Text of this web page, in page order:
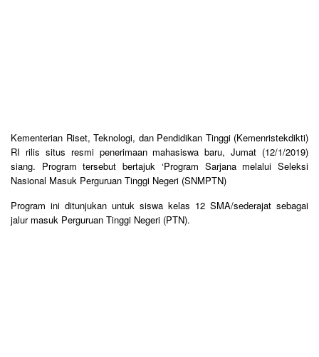
Kementerian Riset, Teknologi, dan Pendidikan Tinggi (Kemenristekdikti)
RI rilis situs resmi penerimaan mahasiswa baru, Jumat (12/1/2019)
siang. Program tersebut bertajuk ‘Program Sarjana melalui Seleksi
Nasional Masuk Perguruan Tinggi Negeri (SNMPTN)
Program ini ditunjukan untuk siswa kelas 12 SMA/sederajat sebagai
jalur masuk Perguruan Tinggi Negeri (PTN).